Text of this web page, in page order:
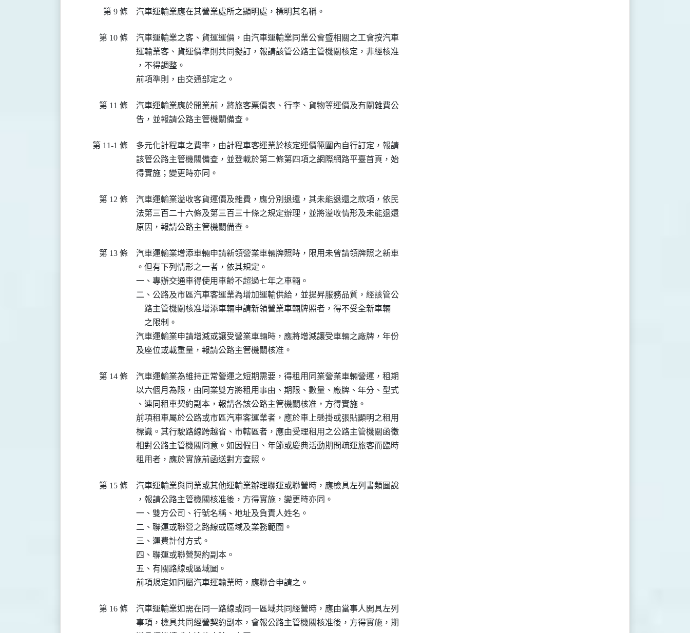
第 9 條 汽車運輸業應在其營業處所之顯明處，標明其名稱。
第 10 條
汽車運輸業之客、貨運運價，由汽車運輸業同業公會暨相關之工會按汽車
運輸業客、貨運價準則共同擬訂，報請該管公路主管機關核定，非經核准
，不得調整。
前項準則，由交通部定之。
第 11 條
汽車運輸業應於開業前，將旅客票價表、行李、貨物等運價及有關雜費公
告，並報請公路主管機關備查。
第 11-1 條
多元化計程車之費率，由計程車客運業於核定運價範圍內自行訂定，報請
該管公路主管機關備查，並登載於第二條第四項之網際網路平臺首頁，始
得實施；變更時亦同。
第 12 條
汽車運輸業溢收客貨運價及雜費，應分別退還，其未能退還之款項，依民
法第三百二十六條及第三百三十條之規定辦理，並將溢收情形及未能退還
原因，報請公路主管機關備查。
第 13 條
汽車運輸業增添車輛申請新領營業車輛牌照時，限用未曾請領牌照之新車
。但有下列情形之一者，依其規定。
一、專辦交通車得使用車齡不超過七年之車輛。
二、公路及市區汽車客運業為增加運輸供給，並提昇服務品質，經該管公
    路主管機關核准增添車輛申請新領營業車輛牌照者，得不受全新車輛
    之限制。
汽車運輸業申請增減或讓受營業車輛時，應將增減讓受車輛之廠牌，年份
及座位或載重量，報請公路主管機關核准。
第 14 條
汽車運輸業為維持正常營運之短期需要，得租用同業營業車輛營運，租期
以六個月為限，由同業雙方將租用事由、期限、數量、廠牌、年分、型式
、連同租車契約副本，報請各該公路主管機關核准，方得實施。
前項租車屬於公路或市區汽車客運業者，應於車上懸掛或張貼顯明之租用
標識。其行駛路線跨越省、市轄區者，應由受理租用之公路主管機關函徵
相對公路主管機關同意。如因假日、年節或慶典活動期間疏運旅客而臨時
租用者，應於實施前函送對方查照。
第 15 條
汽車運輸業與同業或其他運輸業辦理聯運或聯營時，應檢具左列書類圖說
，報請公路主管機關核准後，方得實施，變更時亦同。
一、雙方公司、行號名稱、地址及負責人姓名。
二、聯運或聯營之路線或區域及業務範圍。
三、運費計付方式。
四、聯運或聯營契約副本。
五、有關路線或區域圖。
前項規定如同屬汽車運輸業時，應聯合申請之。
第 16 條
汽車運輸業如需在同一路線或同一區域共同經營時，應由當事人開具左列
事項，檢具共同經營契約副本，會報公路主管機關核准後，方得實施，期